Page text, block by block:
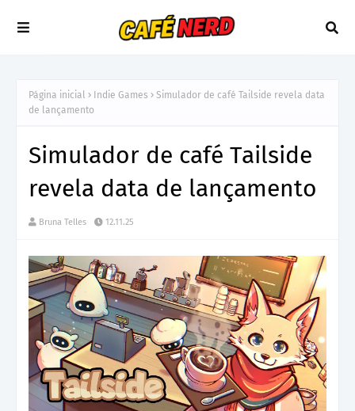
Página inicial Indie Games
Simulador de café Tailside revela data
de lançamento
Simulador de café Tailside
revela data de lançamento
Bruna Telles 12.11.25